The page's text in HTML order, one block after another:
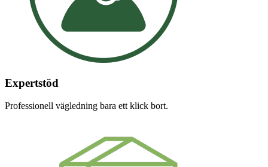
Expertstöd
Professionell vägledning bara ett klick bort.